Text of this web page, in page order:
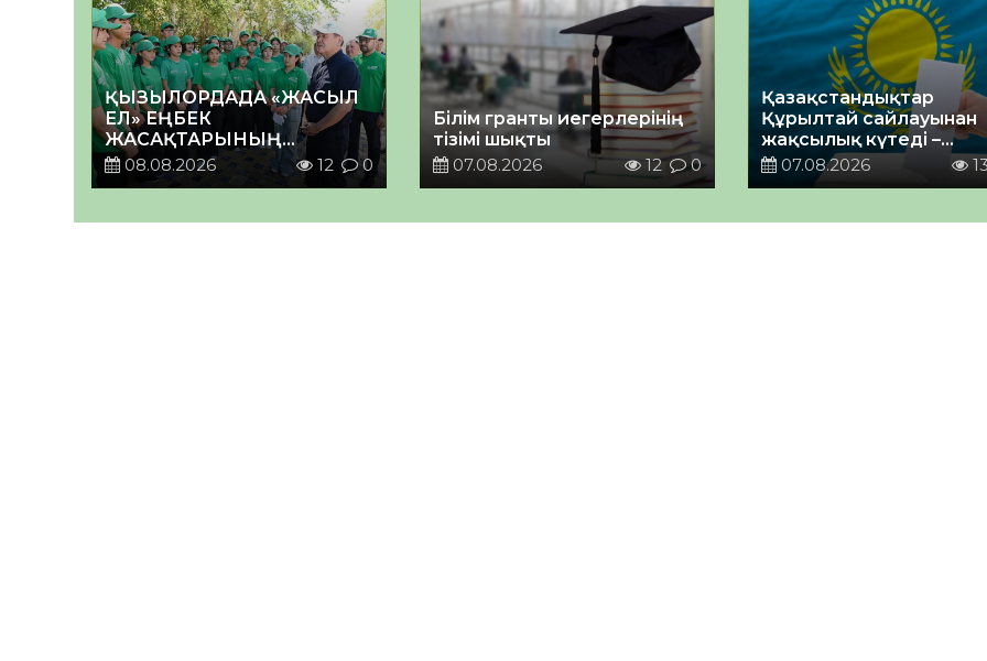
ҚЫЗЫЛОРДАДА «ЖАСЫЛ
ЕЛ» ЕҢБЕК
ЖАСАҚТАРЫНЫҢ
ҚАТЫСУЫМЕН
ЭКОЛОГИЯЛЫҚ СЕНБІЛІК
08.08.2026 12 0
Білім гранты иегерлерінің
тізімі шықты
07.08.2026
12 0
Қазақстандықтар
Құрылтай сайлауынан
жақсылық күтеді –
қоғамдық пікір зерттеуі
07.08.2026 13